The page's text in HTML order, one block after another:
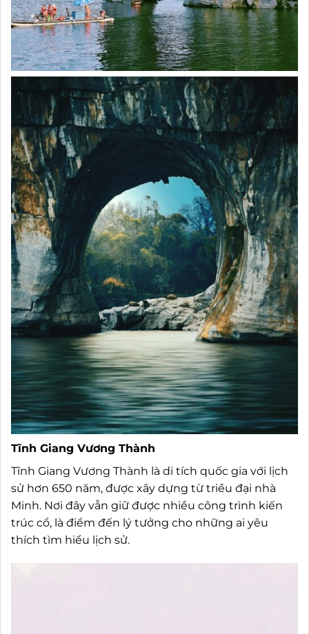
Tĩnh Giang Vương Thành
Tĩnh Giang Vương Thành là di tích quốc gia với lịch
sử hơn 650 năm, được xây dựng từ triều đại nhà
Minh. Nơi đây vẫn giữ được nhiều công trình kiến
trúc cổ, là điểm đến lý tưởng cho những ai yêu
thích tìm hiểu lịch sử.